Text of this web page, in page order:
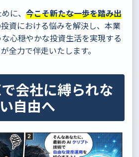
に、 今こそ新たな一歩を踏み出
資における悩みを解決し、本業
心穏やかな投資生活を実現する
全力で伴走いたします。
会社に縛られな
い自由へ